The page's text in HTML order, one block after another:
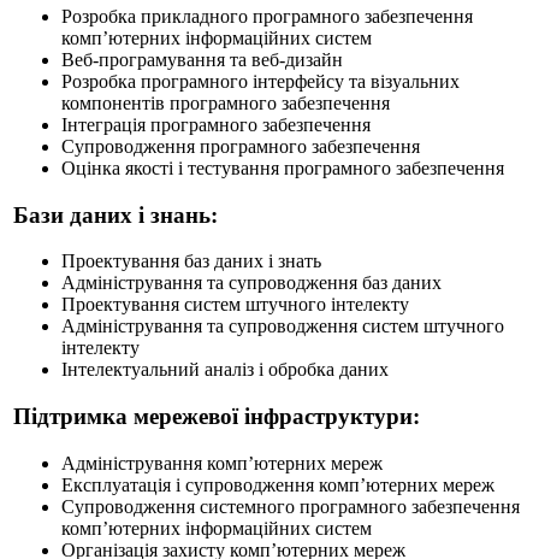
Розробка прикладного програмного забезпечення
комп’ютерних інформаційних систем
Веб-програмування та веб-дизайн
Розробка програмного інтерфейсу та візуальних
компонентів програмного забезпечення
Інтеграція програмного забезпечення
Супроводження програмного забезпечення
Оцінка якості і тестування програмного забезпечення
Бази даних і знань:
Проектування баз даних і знать
Адміністрування та супроводження баз даних
Проектування систем штучного інтелекту
Адміністрування та супроводження систем штучного
інтелекту
Інтелектуальний аналіз і обробка даних
Підтримка мережевої інфраструктури:
Адміністрування комп’ютерних мереж
Експлуатація і супроводження комп’ютерних мереж
Супроводження системного програмного забезпечення
комп’ютерних інформаційних систем
Організація захисту комп’ютерних мереж